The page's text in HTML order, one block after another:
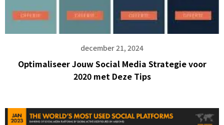
december 21, 2024
Optimaliseer Jouw Social Media Strategie voor
2020 met Deze Tips